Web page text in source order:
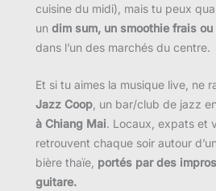
cuisine du midi), mais tu peux
un dim sum, un smoothie frais
dans l’un des marchés du centre.
Et si tu aimes la musique live, ne
Jazz Coop , un bar/club de jazz
à Chiang Mai. Locaux, expats et
retrouvent chaque soir autour
bière thaïe, portés par des
guitare.